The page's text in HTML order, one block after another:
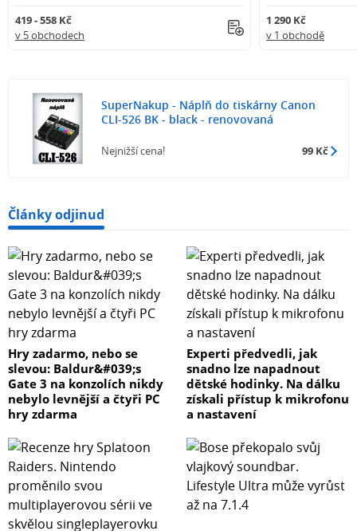
419 - 558 Kč
v 5 obchodech
1 290 Kč
v 1 obchodě
SuperNakup - Náplň do tiskárny Canon
CLI-526 BK - black - renovovaná
Nejnižší cena! 99 Kč
Články odjinud
Hry zadarmo, nebo se
slevou: Baldur&#039;s
Gate 3 na konzolích nikdy
nebylo levnější a čtyři PC
hry zdarma
Experti předvedli, jak
snadno lze napadnout
dětské hodinky. Na dálku
získali přístup k mikrofonu
a nastavení